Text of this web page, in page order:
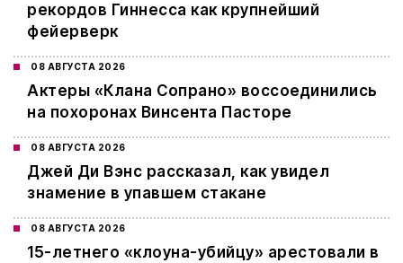
рекордов Гиннесса как крупнейший
фейерверк
08 АВГУСТА 2026
Актеры «Клана Сопрано» воссоединились
на похоронах Винсента Пасторе
08 АВГУСТА 2026
Джей Ди Вэнс рассказал, как увидел
знамение в упавшем стакане
08 АВГУСТА 2026
15-летнего «клоуна-убийцу» арестовали в